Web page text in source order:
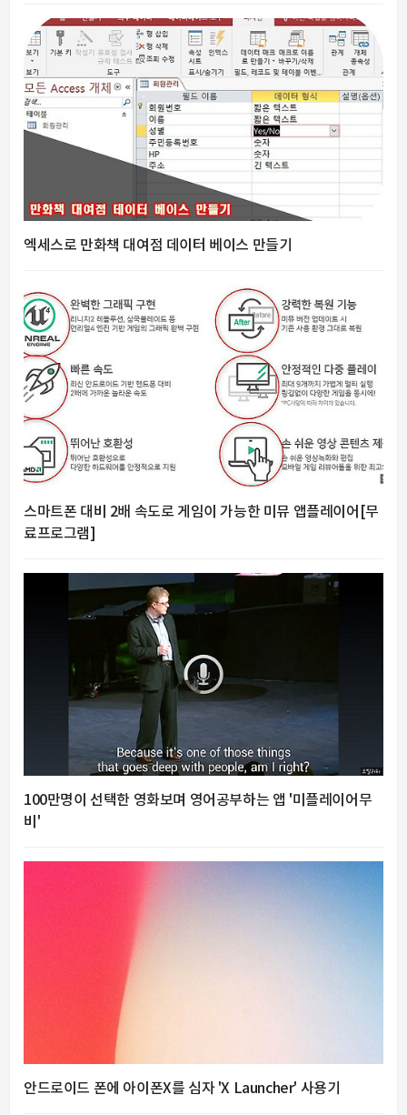
엑세스로 만화책 대여점 데이터 베이스 만들기
스마트폰 대비 2배 속도로 게임이 가능한 미뮤 앱플레이어[무
료프로그램]
100만명이 선택한 영화보며 영어공부하는 앱 '미플레이어무
비'
안드로이드 폰에 아이폰X를 심자 'X Launcher' 사용기